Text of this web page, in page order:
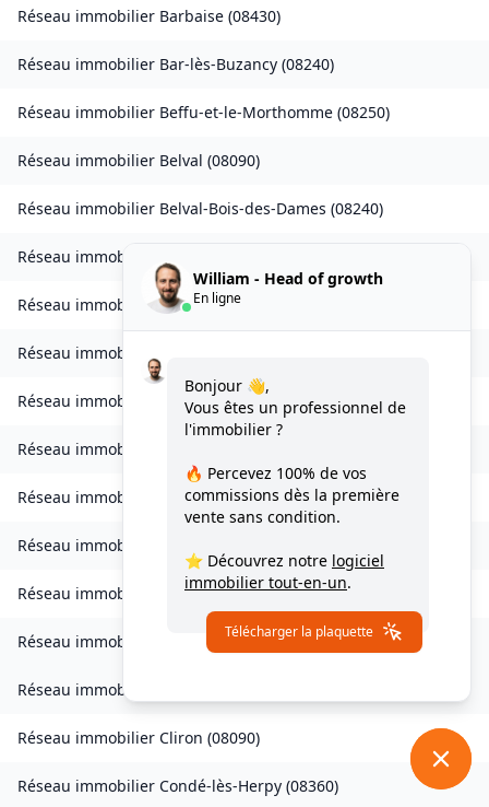
Réseau immobilier Barbaise (08430)
Réseau immobilier Bar-lès-Buzancy (08240)
Réseau immobilier Beffu-et-le-Morthomme (08250)
Réseau immobilier Belval (08090)
Réseau immobilier Belval-Bois-des-Dames (08240)
Réseau immobilier
Réseau immobilierBogny-sur-Meuse
Réseau immobilier
Réseau immobilier Bulson( 08450)
Réseau immobilier
Réseau immobilier Chalandry-Elaire (08160)
Réseau immobilier
Réseau immobilier Chatel-Chéhéry(08250)
Réseau immobilier Bairon et ses environs(08390
Réseau immobilier
Réseau immobilier Cliron (08090)
Réseau immobilier Condé-lès-Herpy (08360)
William - Head of growth
En ligne
Bonjour 👋,
Vous êtes un professionnel de
l'immobilier ?
🔥 Percevez 100% de vos
commissions dès la première
vente sans condition.
⭐ Découvrez notre logiciel
immobilier tout-en-un.
Télécharger la plaquette